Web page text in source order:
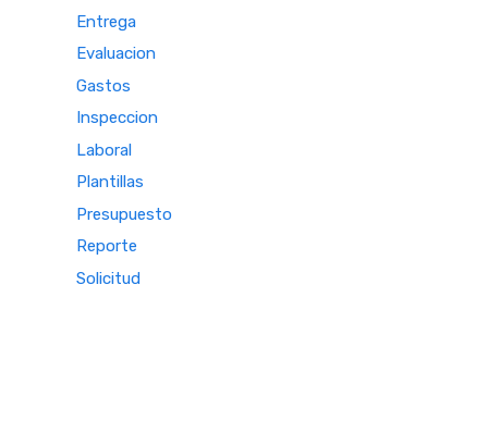
Entrega
Evaluacion
Gastos
Inspeccion
Laboral
Plantillas
Presupuesto
Reporte
Solicitud